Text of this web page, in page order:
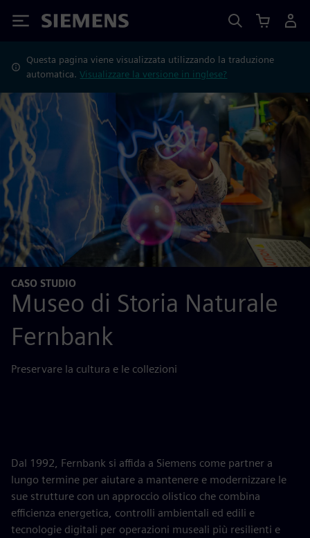
Siemens
Questa pagina viene visualizzata utilizzando la traduzione
automatica.Visualizzare la versione in inglese?
CASO STUDIO
Museo di Storia Naturale
Fernbank
Preservare la cultura e le collezioni
Dal 1992, Fernbank si affida a Siemens come partner a
lungo termine per aiutare a mantenere e modernizzare le
sue strutture con un approccio olistico che combina
efficienza energetica, controlli ambientali ed edili e
tecnologie digitali per operazioni museali più resilienti e